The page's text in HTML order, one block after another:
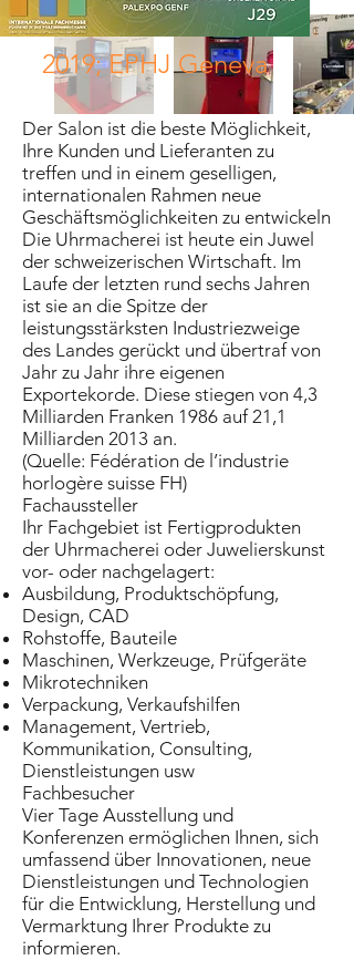
2019; EPHJ Geneva
Der Salon ist die beste Möglichkeit,
Ihre Kunden und Lieferanten zu
treffen und in einem geselligen,
internationalen Rahmen neue
Geschäftsmöglichkeiten zu entwickeln
Die Uhrmacherei ist heute ein Juwel
der schweizerischen Wirtschaft. Im
Laufe der letzten rund sechs Jahren
ist sie an die Spitze der
leistungsstärksten Industriezweige
des Landes gerückt und übertraf von
Jahr zu Jahr ihre eigenen
Exportekorde. Diese stiegen von 4,3
Milliarden Franken 1986 auf 21,1
Milliarden 2013 an.
(Quelle: Fédération de l’industrie
horlogère suisse FH)
Fachaussteller
Ihr Fachgebiet ist Fertigprodukten
der Uhrmacherei oder Juwelierskunst
vor- oder nachgelagert:
Ausbildung, Produktschöpfung,
Design, CAD
Rohstoffe, Bauteile
Maschinen, Werkzeuge, Prüfgeräte
Mikrotechniken
Verpackung, Verkaufshilfen
Management, Vertrieb,
Kommunikation, Consulting,
Dienstleistungen usw
Fachbesucher
Vier Tage Ausstellung und
Konferenzen ermöglichen Ihnen, sich
umfassend über Innovationen, neue
Dienstleistungen und Technologien
für die Entwicklung, Herstellung und
Vermarktung Ihrer Produkte zu
informieren.